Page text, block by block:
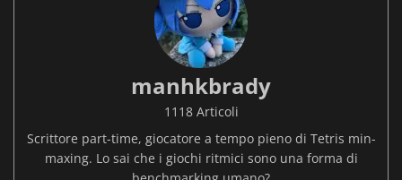
manhkbrady
1118 Articoli
Scrittore part-time, giocatore a tempo pieno di Tetris min-
maxing. Lo sai che i giochi ritmici sono una forma di